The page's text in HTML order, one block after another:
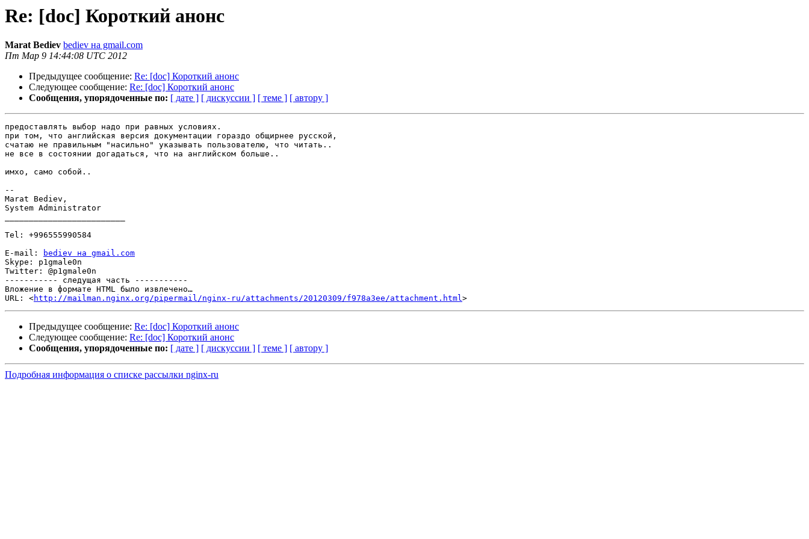
Re: [doc] Короткий анонс
Marat Bediev bediev на gmail.com
Пт Мар 9 14:44:08 UTC 2012
Предыдущее сообщение: Re: [doc] Короткий анонс
Следующее сообщение: Re: [doc] Короткий анонс
Сообщения, упорядоченные по: [ дате ] [ дискуссии ] [ теме ] [ автору ]
предоставлять выбор надо при равных условиях.
при том, что английская версия документации гораздо общирнее русской,
счатаю не правильным "насильно" указывать пользователю, что читать..
не все в состоянии догадаться, что на английском больше..
имхо, само собой..
--
Marat Bediev,
System Administrator
Tel: +996555990584
E-mail:
bediev на gmail.com
Skype: p1gmale0n
Twitter: @p1gmale0n
----------- следущая часть -----------
Вложение в формате HTML было извлечено…
URL: <http://mailman.nginx.org/pipermail/nginx-ru/attachments/20120309/f978a3ee/attachment.html
Предыдущее сообщение: Re: [doc] Короткий анонс
Следующее сообщение: Re: [doc] Короткий анонс
Сообщения, упорядоченные по: [ дате ] [ дискуссии ] [ теме ] [ автору ]
Подробная информация о списке рассылки nginx-ru